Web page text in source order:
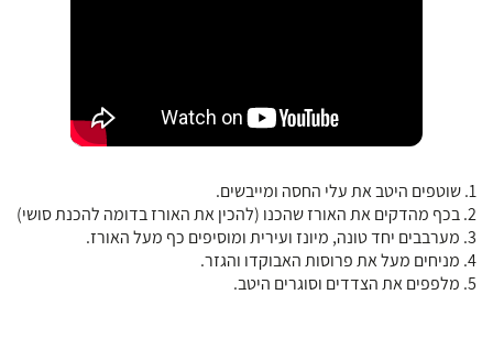
1. שוטפים היטב את עלי החסה ומייבשים.
2. בכף מהדקים את האורז שהכנו (להכין את האורז בדומה להכנת סושי)
3. מערבבים יחד טונה, מיונז ועירית ומוסיפים כף מעל האורז.
4. ⁠מניחים מעל את פרוסות האבוקדו והגזר.
5. מלפפים את הצדדים וסוגרים היטב.